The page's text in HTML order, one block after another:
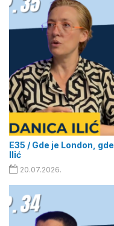
E35 / Gde je London,
Ilić
20.07.2026.